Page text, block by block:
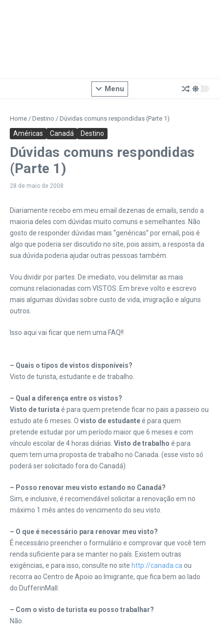
Menu
Home / Destino / Dúvidas comuns respondidas (Parte 1)
Américas Canadá Destino
Dúvidas comuns respondidas
(Parte 1)
28 de maio de 2008
Diariamente recebo em meu email dezenas de emails, sendo a
maioria deles com dúvidas muito comuns e semelhantes. Não
gosto de responder dúvidas mais “genéricas” por email, pois é
algo que poderia ser discutido no site, pois assim, a resposta da
sua dúvida poderia ajudar outras pessoas também.
Vou dividir por partes. De imediato, vou delimitar as mais
comuns relacionadas com VISTOS. Em breve volto e escrevo
mais algumas dúvidas sobre custo de vida, imigração e alguns
outros.
Isso aqui vai ficar que nem uma FAQ!!
– Quais o tipos de vistos disponíveis?
Visto de turista, estudante e de trabalho.
– Qual a diferença entre os vistos?
Visto de turista é para quem pretende ficar no pais a passeio ou
estudo ate 6 meses. O visto de estudanteé para quem
pretende estudar por um período maior que 6 meses e com
vínculo escolar de 4 horas diárias. Visto de trabalho é para
quem tem uma proposta de trabalho no Canada. (esse visto só
poderá ser solicitado fora do Canadá)
– Posso renovar meu visto estando no Canadá?
Sim, e inclusive, é recomendável solicitar a renovação em no
máximo 1 mês antes do vencimento do seu visto.
– O que é necessário para renovar meu visto?
É necessário preencher o formulário e comprovar que você tem
renda suficiente para se manter no país. Existem outras
exigências, e para isso, consulte no site http://canada.ca ou
recorra ao Centro de Apoio ao Imigrante, que fica bem ao lado
do DufferinMall.
– Com o visto de turista eu posso trabalhar?
Não.